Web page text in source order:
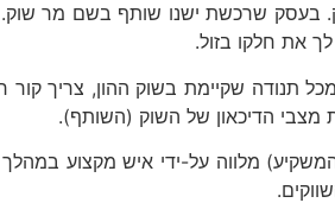
שרכשת ישנו שותף בשם מר שוק.
את חלקו בזול.
שקיימת בשוק ההון, צריך קור
הדיכאון של השוק (השותף).
מלווה על-ידי איש מקצוע